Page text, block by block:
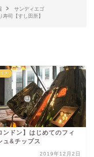
サンディエゴ
司【すし田所】
ス
ンドン】はじめてのフィ
ュ&チップス
2019年12月2日